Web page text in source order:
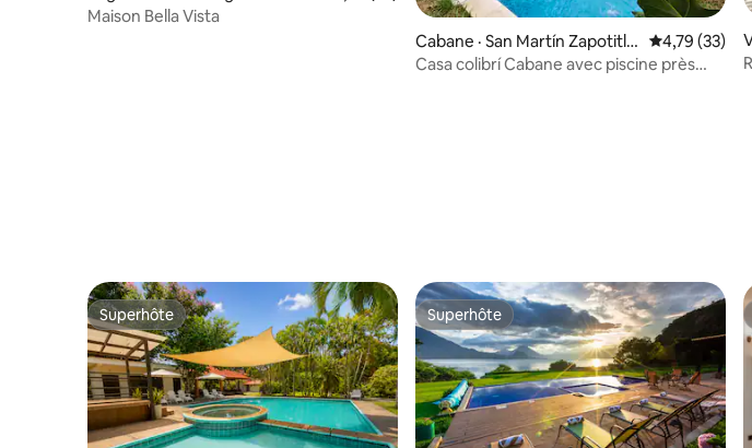
Maison Bella Vista
Cabane · San Martín Zapotitlá
n
Note
4,79 (33)
Casa colibrí Cabane avec piscine près
Superhôte
Superhôte Superhôte
Superhôte